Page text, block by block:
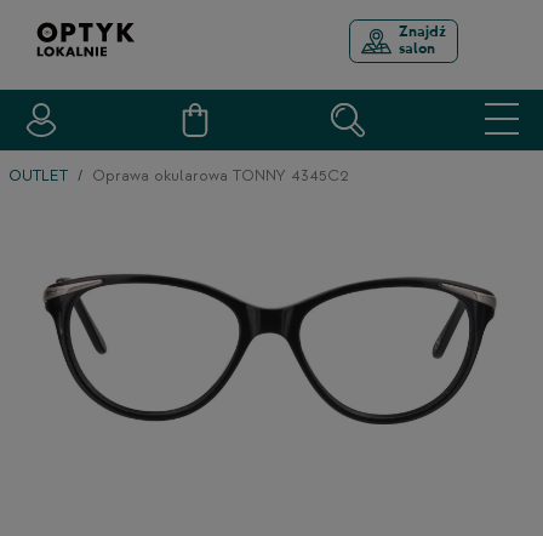
Znajdź
salon
OUTLET Oprawa okularowa TONNY 4345C2